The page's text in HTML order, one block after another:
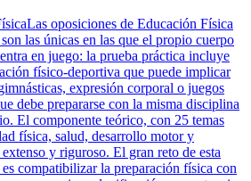
Las oposiciones de Educación Física
las únicas en las que el propio cuerpo
en juego: la prueba práctica incluye
físico-deportiva que puede implicar
expresión corporal o juegos
debe prepararse con la misma disciplina
El componente teórico, con 25 temas
física, salud, desarrollo motor y
y riguroso. El gran reto de esta
compatibilizar la preparación física con